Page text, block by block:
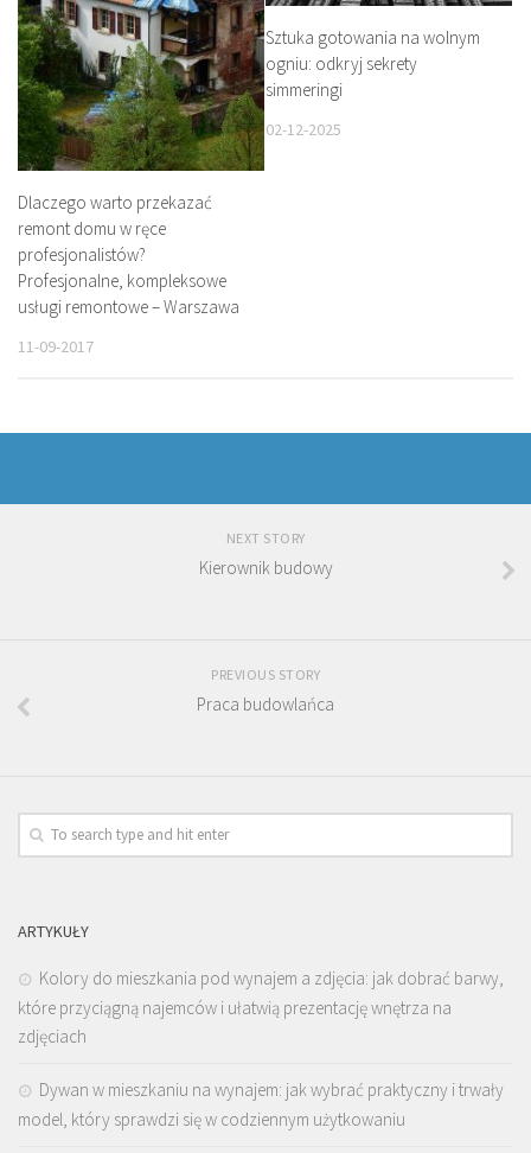
Dlaczego warto przekazać
remont domu w ręce
profesjonalistów?
Profesjonalne, kompleksowe
usługi remontowe – Warszawa
11-09-2017
Sztuka gotowania na wolnym
ogniu: odkryj sekrety
simmeringi
02-12-2025
NEXT STORY
Kierownik budowy
PREVIOUS STORY
Praca budowlańca
ARTYKUŁY
Kolory do mieszkania pod wynajem a zdjęcia: jak dobrać barwy,
które przyciągną najemców i ułatwią prezentację wnętrza na
zdjęciach
Dywan w mieszkaniu na wynajem: jak wybrać praktyczny i trwały
model, który sprawdzi się w codziennym użytkowaniu